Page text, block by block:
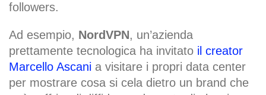
followers.
Ad esempio, NordVPN, un’azienda
prettamente tecnologica ha invitato il creator
Marcello Ascani a visitare i propri data center
per mostrare cosa si cela dietro un brand che